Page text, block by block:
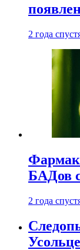
2 года
БАДов
2 года